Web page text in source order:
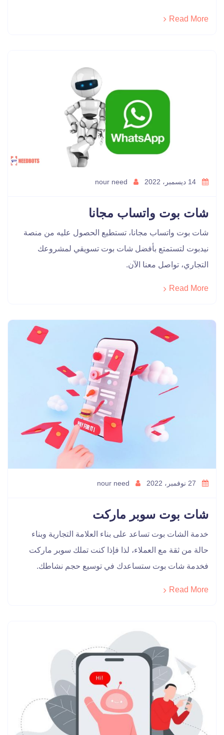
Read More
14 ديسمبر، 2022
شات بوت واتساب مجانا
شات بوت واتساب مجانا، تستطيع الحصول عليه من منصة
نيدبوت لتستمتع بأفضل شات بوت تسويقي لمشروعك
التجاري، تواصل معنا الآن.
Read More
27 نوفمبر، 2022
شات بوت سوبر ماركت
خدمة الشات بوت تساعد على بناء العلامة التجارية وبناء
حالة من ثقة مع العملاء، لذا فإذا كنت تملك سوبر ماركت
فخدمة شات بوت ستساعدك في توسيع حجم نشاطك.
Read More